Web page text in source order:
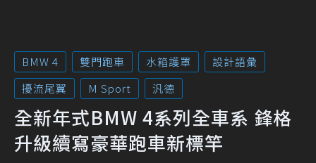
BMW 4 雙門跑車 水箱護罩
設計語彙
擾流尾翼
M Sport 汎德
全新年式BMW 4系列全車系 鋒格
升級續寫豪華跑車新標竿